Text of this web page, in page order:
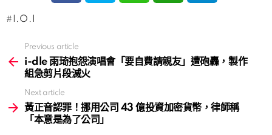
I.O.I
more
Previous article
i-dle 雨琦抱怨演唱會「要自費請親友」遭砲轟，製作
組急剪片段滅火
Next article
黃正音認罪！挪用公司 43 億投資加密貨幣，律師稱
「本意是為了公司」